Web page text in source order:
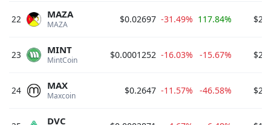
22 MAZA
MAZA $0.02697 -31.49% 117.84%
23 MintCoin
MINT $0.0001252 -16.03% -15.67%
24 Maxcoin
MAX $0.2647 -11.57% -46.58%
DVC